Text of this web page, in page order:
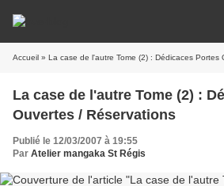
Accueil » La case de l'autre Tome (2) : Dédicaces Portes
La case de l'autre Tome (2) :
Ouvertes / Réservations
Publié le 12/03/2007 à 19:55
Par Atelier mangaka St Régis